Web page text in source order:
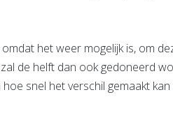
het weer mogelijk is, om
de helft dan ook gedoneerd
snel het verschil gemaakt